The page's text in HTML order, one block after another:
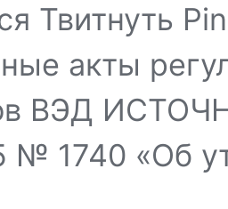
Твитнуть
акты
ВЭД
№ 1740 «Об